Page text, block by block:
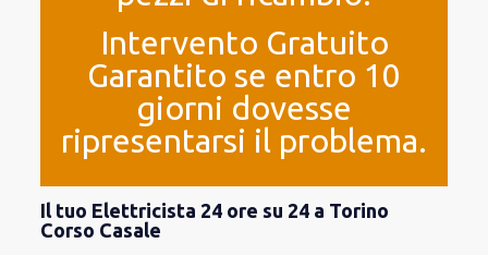
Intervento Gratuito
Garantito se entro 10
giorni dovesse
ripresentarsi il problema.
Il tuo Elettricista 24 ore su 24 a Torino
Corso Casale